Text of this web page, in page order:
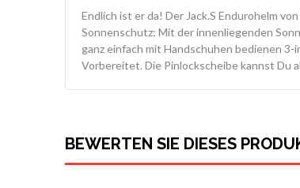
Endlich ist er da! Der Jack.S Endurohelm
Sonnenschutz: Mit der innenliegenden
ganz einfach mit Handschuhen bedienen
Vorbereitet. Die Pinlockscheibe kannst Du
BEWERTEN SIE DIESES